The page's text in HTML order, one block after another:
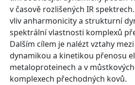
v časově rozlišených IR
vliv anharmonicity a strukturní
spektrální vlastnosti komplexů
Dalším cílem je nalézt vztahy
dynamikou a kinetikou přenosu
metaloproteinech a v
komplexech přechodných kovů.